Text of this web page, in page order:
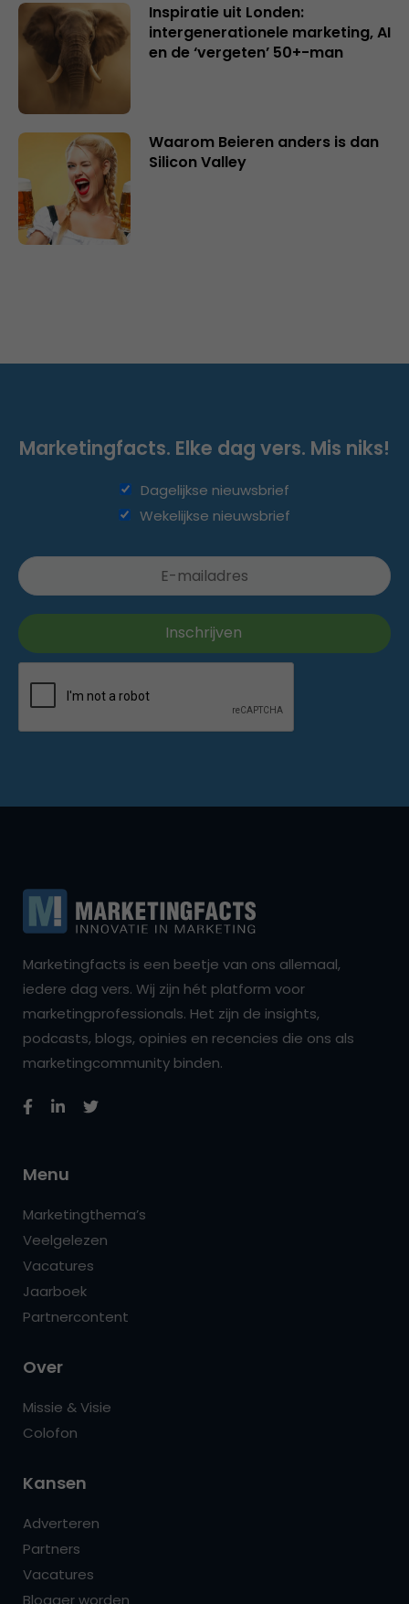
Inspiratie uit Londen:
intergenerationele marketing, AI
en de ‘vergeten’ 50+-man
Waarom Beieren anders is dan
Silicon Valley
Marketingfacts. Elke dag vers. Mis niks!
Dagelijkse nieuwsbrief
Wekelijkse nieuwsbrief
Marketingfacts is een beetje van ons allemaal,
iedere dag vers. Wij zijn hét platform voor
marketingprofessionals. Het zijn de insights,
podcasts, blogs, opinies en recencies die ons als
marketingcommunity binden.
Menu
Marketingthema’s
Veelgelezen
Vacatures
Jaarboek
Partnercontent
Over
Missie & Visie
Colofon
Kansen
Adverteren
Partners
Vacatures
Blogger worden